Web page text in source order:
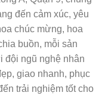
đến cảm xúc, yêu
chúc mừng, hoa
buồn, mỗi sản
đội ngũ nghệ nhân
giao nhanh, phục
trải nghiệm tốt cho